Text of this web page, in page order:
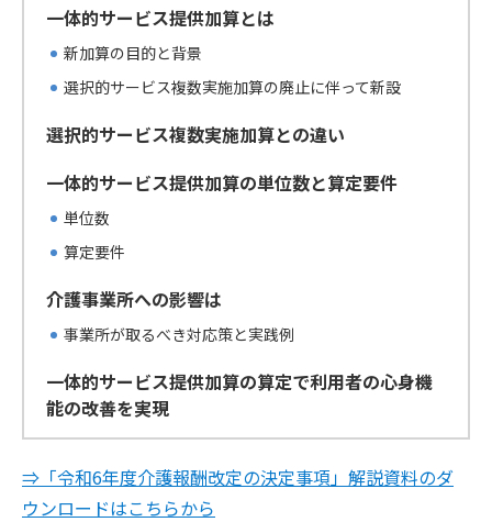
一体的サービス提供加算とは
新加算の目的と背景
選択的サービス複数実施加算の廃止に伴って新設
選択的サービス複数実施加算との違い
一体的サービス提供加算の単位数と算定要件
単位数
算定要件
介護事業所への影響は
事業所が取るべき対応策と実践例
一体的サービス提供加算の算定で利用者の心身機
能の改善を実現
⇒「令和6年度介護報酬改定の決定事項」解説資料のダ
ウンロードはこちらから